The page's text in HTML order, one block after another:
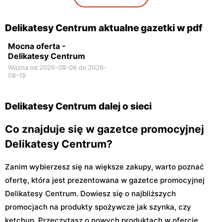
Delikatesy Centrum aktualne gazetki w pdf
Mocna oferta -
Delikatesy Centrum
Ważna od 2026-08-06 do 2026-
08-19
Delikatesy Centrum dalej o sieci
Co znajduje się w gazetce promocyjnej
Delikatesy Centrum?
Zanim wybierzesz się na większe zakupy, warto poznać
ofertę, która jest prezentowana w gazetce promocyjnej
Delikatesy Centrum. Dowiesz się o najbliższych
promocjach na produkty spożywcze jak szynka, czy